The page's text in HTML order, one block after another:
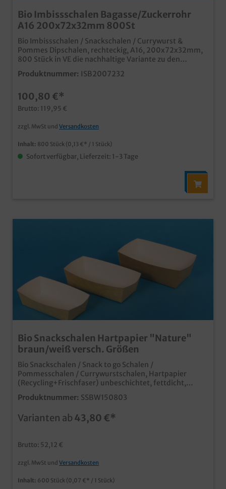
Bio Imbissschalen Bagasse/Zuckerrohr
A16 200x72x32mm 800St
Bio Imbissschalen / Snackschalen / Currywurst &
Pommes Dipschalen, rechteckig, A16, 200x72x32mm,
800 Stück in VE die nachhaltige Variante zu den
bekannten PP Imbissschalen aus biologisch
abbaubarem Bagasse/Zuckerrohr Material
Mikrowellen-und Backofengeeignet ideal für Pommes,
Currywurst, Fingerfood, usw. in Imbiss, Food Truck,
Kantine, usw. in verschiedenen Größen und auch
Unterteilungen erhältlich
Produktnummer: ISB2007232
100,80 €*
Brutto: 119,95 €
zzgl. MwSt und Versandkosten
Inhalt: 800 Stück (0,13 €* / 1 Stück)
Sofort verfügbar, Lieferzeit: 1-3 Tage
Bio Snackschalen Hartpapier "Nature"
braun/weiß versch. Größen
Bio Snackschalen / Snack to go Schalen /
Pommesschalen / Currywurstschalen, Hartpapier
(Recycling+Frischfaser) unbeschichtet, fettdicht,
außen braun, innen weiß, verschiedene Größen und
Abpackungen gemäß Auswahl praktische Snackschalen
abbaubar, Außenseite braun Recycling, Innenseite
außen, appetitliches Weiß innen verschiedene
individuelles Angebot zu Ihrem Logo oder
Produktnummer: SSBW150803
Varianten ab 43,80 €*
Brutto: 52,12 €
zzgl. MwSt und Versandkosten
Inhalt: 600 Stück (0,07 €* / 1 Stück)